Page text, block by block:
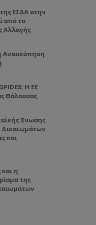
ΕΣΔΑ στην
από το
Αλλαγής
Ανασκόπηση
Η ΕΕ
Θάλασσας
Ένωσης
και
η
της